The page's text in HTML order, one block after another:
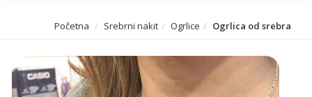
Početna Srebrni nakit Ogrlice Ogrlica od srebra